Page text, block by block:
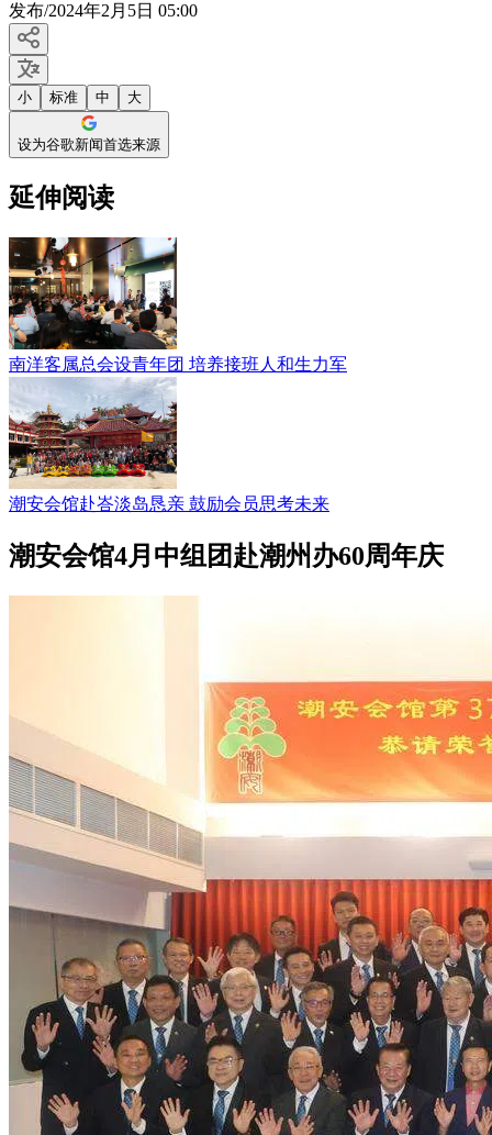
发布/2024年2月5日 05:00
小 标准 中 大
设为谷歌新闻首选来源
延伸阅读
南洋客属总会设青年团 培养接班人和生力军
潮安会馆赴峇淡岛恳亲 鼓励会员思考未来
潮安会馆4月中组团赴潮州办60周年庆